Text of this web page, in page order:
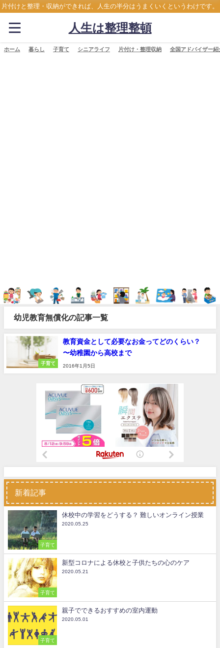
片付けと整理・収納ができれば、人生の半分はうまくいくというわけです。
人生は整理整頓
ホーム 暮らし 子育て シニアライフ 片付け・整理収納 全国アドバイザー紹
幼児教育無償化の記事一覧
子育て
教育資金として必要なお金ってどのくらい？
〜幼稚園から高校まで
2016年1月5日
新着記事
子育て
休校中の学習をどうする？ 難しいオンライン授業
2020.05.25
子育て
新型コロナによる休校と子供たちの心のケア
2020.05.21
子育て
親子でできるおすすめの室内運動
2020.05.01